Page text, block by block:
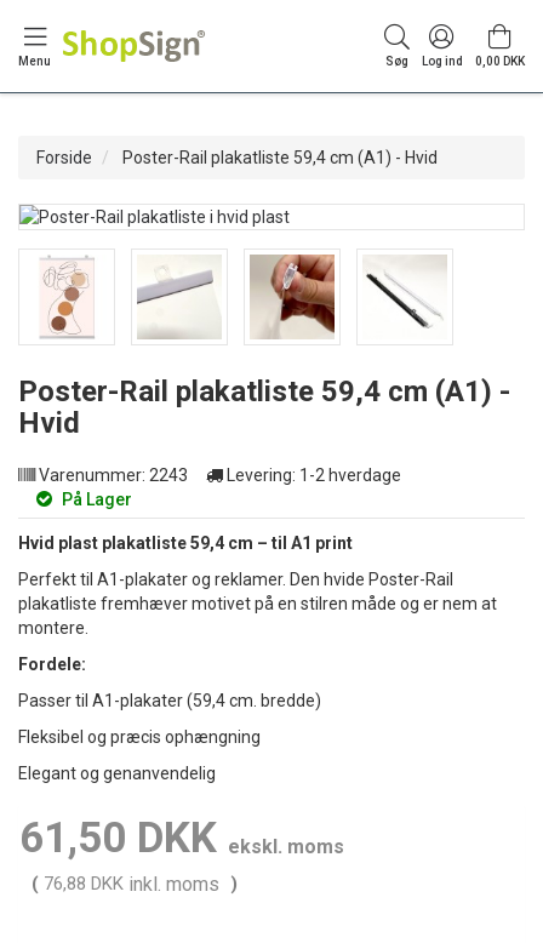
Menu Søg Log ind 0,00 DKK
Forside Poster-Rail plakatliste 59,4 cm (A1) - Hvid
Poster-Rail plakatliste 59,4 cm (A1) -
Hvid
Varenummer: 2243 Levering: 1-2 hverdage
På Lager
Hvid plast plakatliste 59,4 cm – til A1 print
Perfekt til A1-plakater og reklamer. Den hvide Poster-Rail
plakatliste fremhæver motivet på en stilren måde og er nem at
montere.
Fordele:
Passer til A1-plakater (59,4 cm. bredde)
Fleksibel og præcis ophængning
Elegant og genanvendelig
61,50 DKK ekskl. moms
( 76,88 DKK inkl. moms )